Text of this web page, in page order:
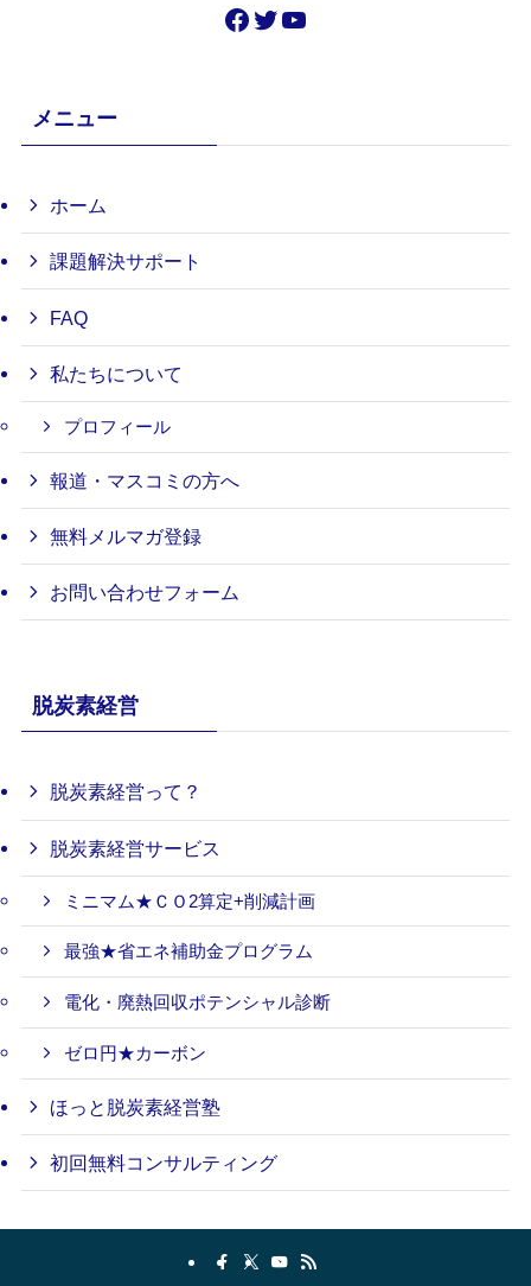
Facebook
Twitter
YouTube
メニュー
ホーム
課題解決サポート
FAQ
私たちについて
プロフィール
報道・マスコミの方へ
無料メルマガ登録
お問い合わせフォーム
脱炭素経営
脱炭素経営って？
脱炭素経営サービス
ミニマム★ＣＯ2算定+削減計画
最強★省エネ補助金プログラム
電化・廃熱回収ポテンシャル診断
ゼロ円★カーボン
ほっと脱炭素経営塾
初回無料コンサルティング